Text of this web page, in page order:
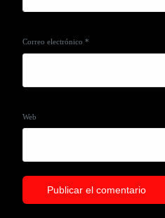
Correo electrónico*
Web